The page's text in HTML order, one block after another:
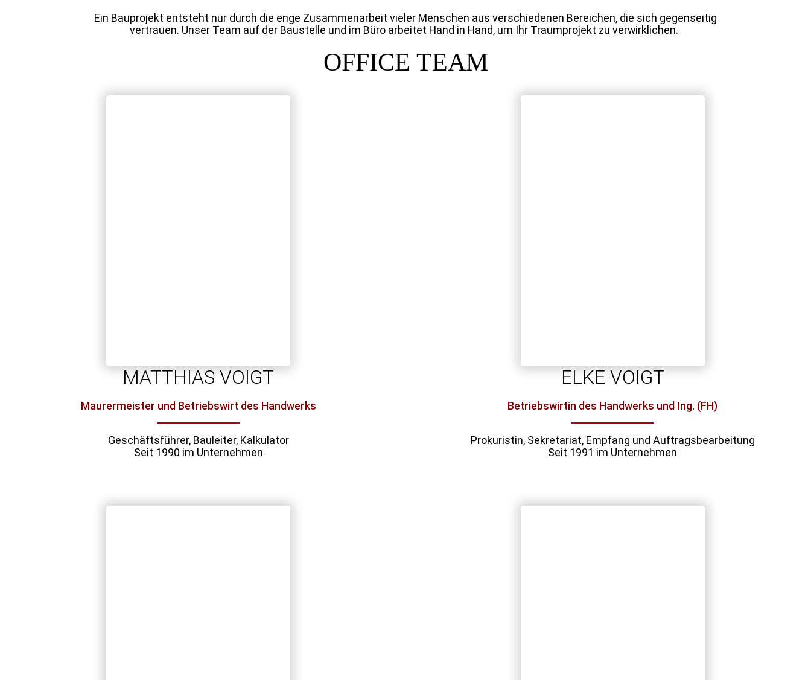
Ein Bauprojekt entsteht nur durch die enge Zusammenarbeit vieler Menschen aus verschiedenen Bereichen, die sich gegenseitig
vertrauen. Unser Team auf der Baustelle und im Büro arbeitet Hand in Hand, um Ihr Traumprojekt zu verwirklichen.
OFFICE TEAM
MATTHIAS VOIGT
Maurermeister und Betriebswirt des Handwerks
Geschäftsführer, Bauleiter, Kalkulator
Seit 1990 im Unternehmen
ELKE VOIGT
Betriebswirtin des Handwerks und Ing. (FH)
Prokuristin, Sekretariat, Empfang und Auftragsbearbeitung
Seit 1991 im Unternehmen